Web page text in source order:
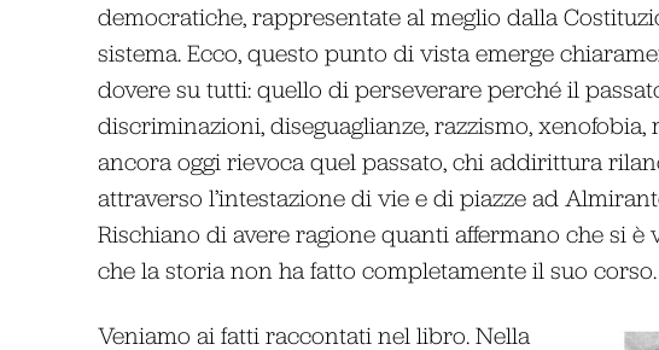
democratiche, rappresentate al meglio dalla
sistema. Ecco, questo punto di vista emerge
dovere su tutti: quello di perseverare perché il
discriminazioni, diseguaglianze, razzismo, xenofobia,
ancora oggi rievoca quel passato, chi addirittura
attraverso l’intestazione di vie e di piazze ad
Rischiano di avere ragione quanti affermano che si è
che la storia non ha fatto completamente il suo corso.
Veniamo ai fatti raccontati nel libro. Nella